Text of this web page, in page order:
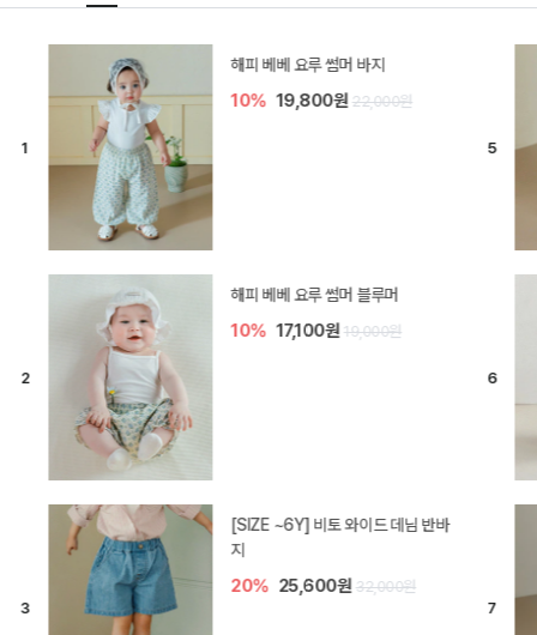
[SIZE ~6Y] 델린 린넨 바지
10% 21,600원 24,000원
듀이 아기 바지
10% 17,100원 19,000원
[SIZE ~6Y] 라핀 카프리 팬츠
30%